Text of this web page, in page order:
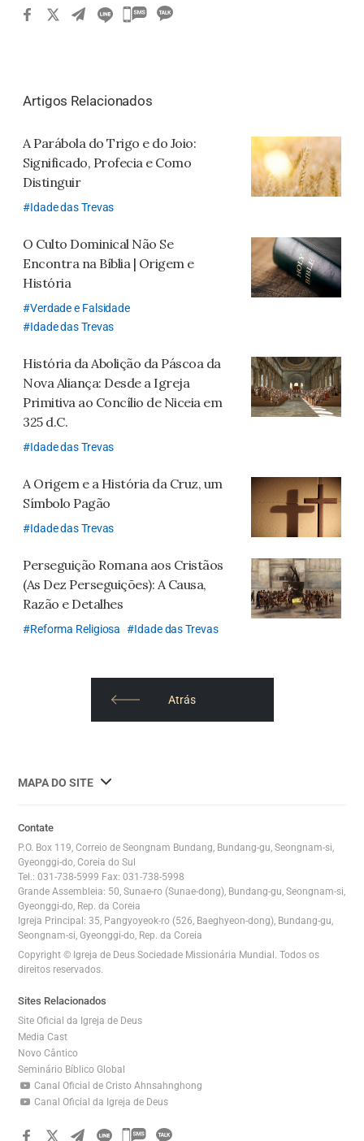
카
하
Artigos Relacionados
A Parábola do Trigo e do Joio:
Significado, Profecia e Como
Distinguir
Idade das Trevas
O Culto Dominical Não Se
Encontra na Bíblia | Origem e
História
Verdade e Falsidade
Idade das Trevas
História da Abolição da Páscoa da
Nova Aliança: Desde a Igreja
Primitiva ao Concílio de Niceia em
325 d.C.
Idade das Trevas
A Origem e a História da Cruz, um
Símbolo Pagão
Idade das Trevas
Perseguição Romana aos Cristãos
(As Dez Perseguições): A Causa,
Razão e Detalhes
Reforma Religiosa Idade das Trevas
Atrás
MAPA DO SITE 사
맵
전
체
보
기
Contate
P.O. Box 119, Correio de Seongnam Bundang, Bundang-gu, Seongnam-si,
Gyeonggi-do, Coreia do Sul
Tel.: 031-738-5999 Fax: 031-738-5998
Grande Assembleia: 50, Sunae-ro (Sunae-dong), Bundang-gu, Seongnam-si,
Gyeonggi-do, Rep. da Coreia
Igreja Principal: 35, Pangyoyeok-ro (526, Baeghyeon-dong), Bundang-gu,
Seongnam-si, Gyeonggi-do, Rep. da Coreia
Copyright © Igreja de Deus Sociedade Missionária Mundial. Todos os
direitos reservados.
Sites Relacionados
Site Oficial da Igreja de Deus
Media Cast
Novo Cântico
Seminário Bíblico Global
Canal Oficial de Cristo Ahnsahnghong
Canal Oficial da Igreja de Deus
카